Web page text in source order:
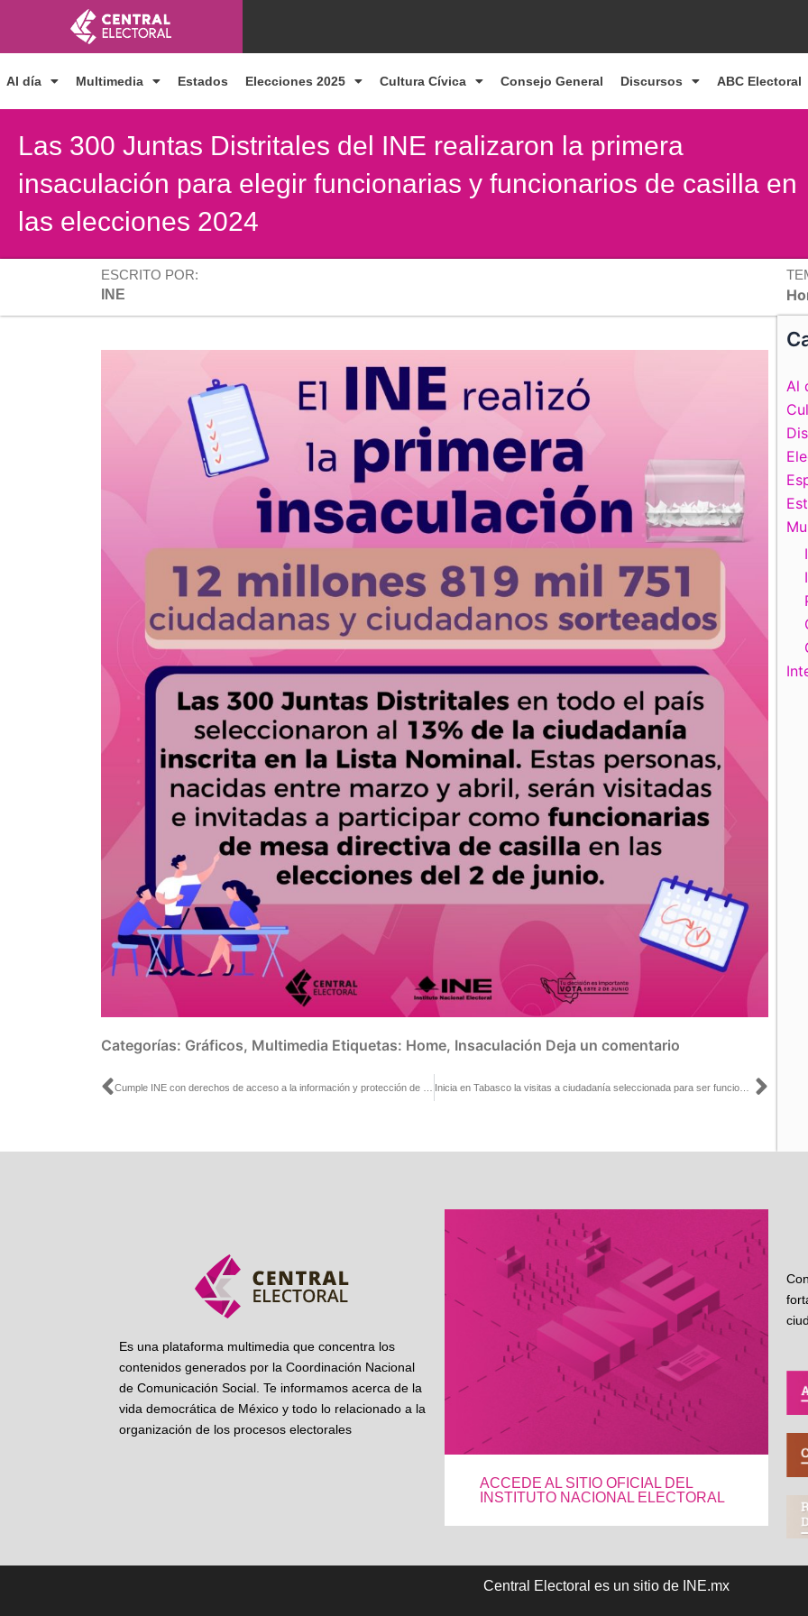
contenido
Al día Multimedia Estados Elecciones 2025 Cultura Cívica Consejo General Discursos ABC Electoral
Las 300 Juntas Distritales del INE realizaron la primera
insaculación para elegir funcionarias y funcionarios de casilla en
las elecciones 2024
ESCRITO POR:
INE
Categorías: Gráficos, Multimedia Etiquetas: Home, Insaculación Deja un comentario
Ant
Al
Es una plataforma multimedia que concentra los
contenidos generados por la Coordinación Nacional
de Comunicación Social. Te informamos acerca de la
vida democrática de México y todo lo relacionado a la
organización de los procesos electorales
ACCEDE AL SITIO OFICIAL DEL
INSTITUTO NACIONAL ELECTORAL
Central Electoral es un sitio de INE.mx